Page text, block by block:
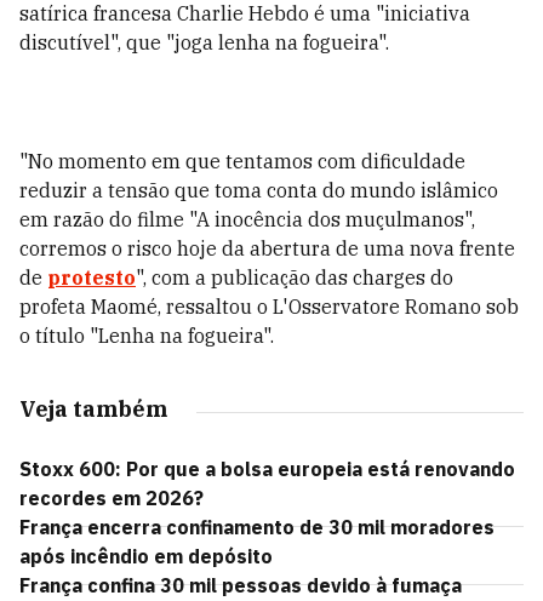
satírica francesa Charlie Hebdo é uma "iniciativa
discutível", que "joga lenha na fogueira".
"No momento em que tentamos com dificuldade
reduzir a tensão que toma conta do mundo islâmico
em razão do filme "A inocência dos muçulmanos",
corremos o risco hoje da abertura de uma nova frente
de protesto", com a publicação das charges do
profeta Maomé, ressaltou o L'Osservatore Romano sob
o título "Lenha na fogueira".
Veja também
Stoxx 600: Por que a bolsa europeia está renovando
recordes em 2026?
França encerra confinamento de 30 mil moradores
após incêndio em depósito
França confina 30 mil pessoas devido à fumaça